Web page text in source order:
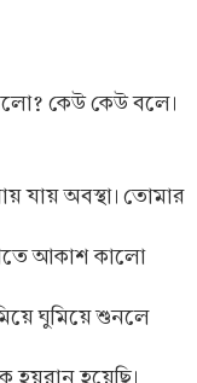
কেউ কেউ বলে।
যায় অবস্থা। তোমার
আকাশ কালো
ঘুমিয়ে শুনলে